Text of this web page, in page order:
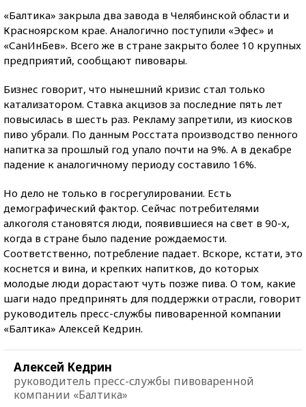
«Балтика» закрыла два завода в Челябинской области и
Красноярском крае. Аналогично поступили «Эфес» и
«СанИнБев». Всего же в стране закрыто более 10 крупных
предприятий, сообщают пивовары.
Бизнес говорит, что нынешний кризис стал только
катализатором. Ставка акцизов за последние пять лет
повысилась в шесть раз. Рекламу запретили, из киосков
пиво убрали. По данным Росстата производство пенного
напитка за прошлый год упало почти на 9%. А в декабре
падение к аналогичному периоду составило 16%.
Но дело не только в госрегулировании. Есть
демографический фактор. Сейчас потребителями
алкоголя становятся люди, появившиеся на свет в 90-х,
когда в стране было падение рождаемости.
Соответственно, потребление падает. Вскоре, кстати, это
коснется и вина, и крепких напитков, до которых
молодые люди дорастают чуть позже пива. О том, какие
шаги надо предпринять для поддержки отрасли, говорит
руководитель пресс-службы пивоваренной компании
«Балтика» Алексей Кедрин.
Алексей Кедрин
руководитель пресс-службы пивоваренной
компании «Балтика»